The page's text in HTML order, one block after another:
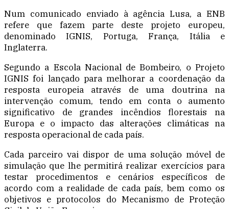
Num comunicado enviado à agência Lusa, a ENB
refere que fazem parte deste projeto europeu,
denominado IGNIS, Portuga, França, Itália e
Inglaterra.
Segundo a Escola Nacional de Bombeiro, o Projeto
IGNIS foi lançado para melhorar a coordenação da
resposta europeia através de uma doutrina na
intervenção comum, tendo em conta o aumento
significativo de grandes incêndios florestais na
Europa e o impacto das alterações climáticas na
resposta operacional de cada país.
Cada parceiro vai dispor de uma solução móvel de
simulação que lhe permitirá realizar exercícios para
testar procedimentos e cenários específicos de
acordo com a realidade de cada país, bem como os
objetivos e protocolos do Mecanismo de Proteção